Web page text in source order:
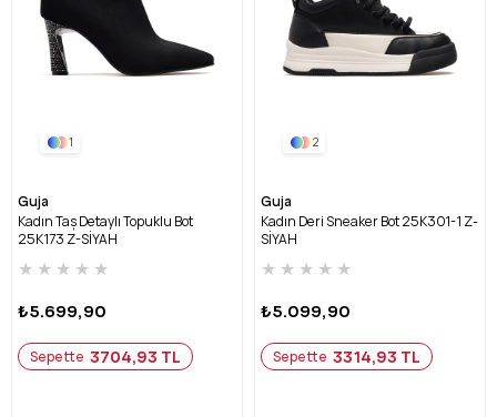
1
Guja
Kadın Taş Detaylı Topuklu Bot
25K173 Z-SİYAH
★ ★ ★ ★ ★
₺5.699,90
Sepette 3704,93 TL
2
Guja
Kadın Deri Sneaker Bot 25K301-1 Z-
SİYAH
★ ★ ★ ★ ★
₺5.099,90
Sepette 3314,93 TL